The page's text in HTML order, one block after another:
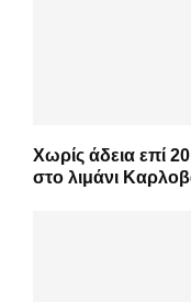
Χωρίς άδεια επί
στο λιμάνι